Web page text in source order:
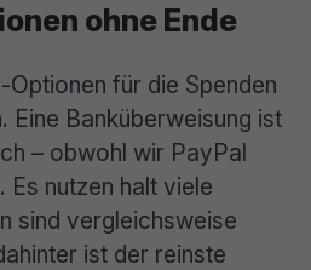
ohne Ende
Optionen für die Spenden
Eine Banküberweisung ist
– obwohl wir PayPal
nutzen halt viele
sind vergleichsweise
ist der reinste